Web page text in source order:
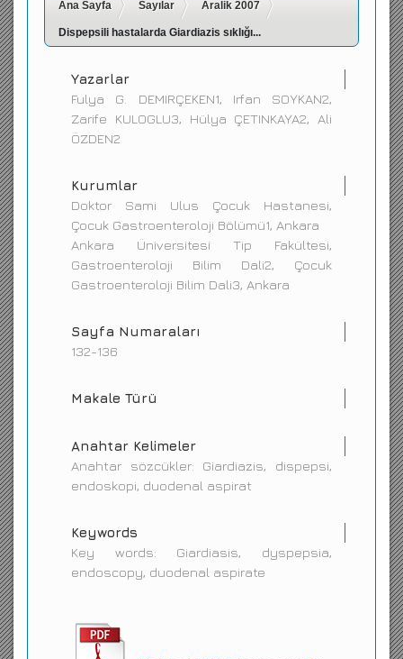
İletişim
Ana Sayfa Sayılar Aralik 2007
Dispepsili hastalarda Giardiazis sıklığı...
Yazarlar
Fulya G. DEMIRÇEKEN1, Irfan SOYKAN2,
Zarife KULOGLU3, Hülya ÇETINKAYA2, Ali
ÖZDEN2
Kurumlar
Doktor Sami Ulus Çocuk Hastanesi,
Çocuk Gastroenteroloji Bölümü1, Ankara
Ankara Üniversitesi Tip Fakültesi,
Gastroenteroloji Bilim Dali2, Çocuk
Gastroenteroloji Bilim Dali3, Ankara
Sayfa Numaraları
132-136
Makale Türü
Anahtar Kelimeler
Anahtar sözcükler: Giardiazis, dispepsi,
endoskopi, duodenal aspirat
Keywords
Key words: Giardiasis, dyspepsia,
endoscopy, duodenal aspirate